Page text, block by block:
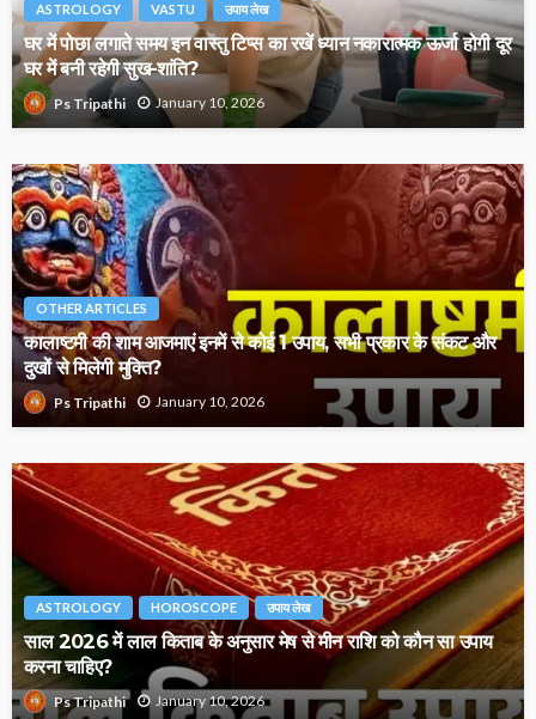
ASTROLOGY VASTU उपाय लेख
घर में पोछा लगाते समय इन वास्तु टिप्स का रखें ध्यान नकारात्मक ऊर्जा होगी दूर
घर में बनी रहेगी सुख-शांति?
Ps Tripathi January 10, 2026
OTHER ARTICLES
कालाष्टमी की शाम आजमाएं इनमें से कोई 1 उपाय, सभी प्रकार के संकट और
दुखों से मिलेगी मुक्ति?
Ps Tripathi January 10, 2026
ASTROLOGY HOROSCOPE उपाय लेख
साल 2026 में लाल किताब के अनुसार मेष से मीन राशि को कौन सा उपाय
करना चाहिए?
Ps Tripathi January 10, 2026